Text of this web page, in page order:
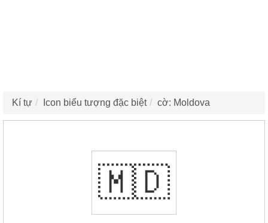
Kí tự Icon biểu tượng đặc biệt cờ: Moldova
🇲🇩